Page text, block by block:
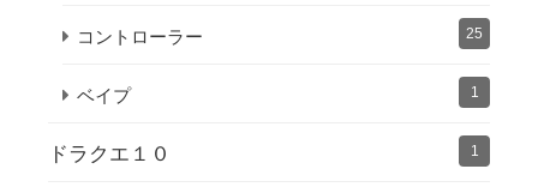
コントローラー 25
ベイプ 1
ドラクエ１０ 1